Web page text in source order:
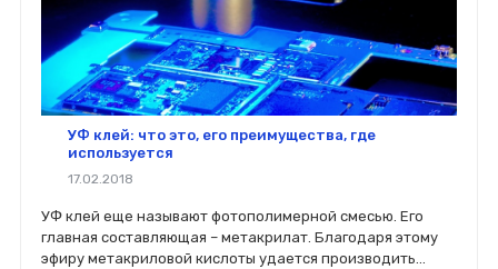
УФ клей: что это, его преимущества, где
используется
17.02.2018
УФ клей еще называют фотополимерной смесью. Его
главная составляющая – метакрилат. Благодаря этому
эфиру метакриловой кислоты удается производить